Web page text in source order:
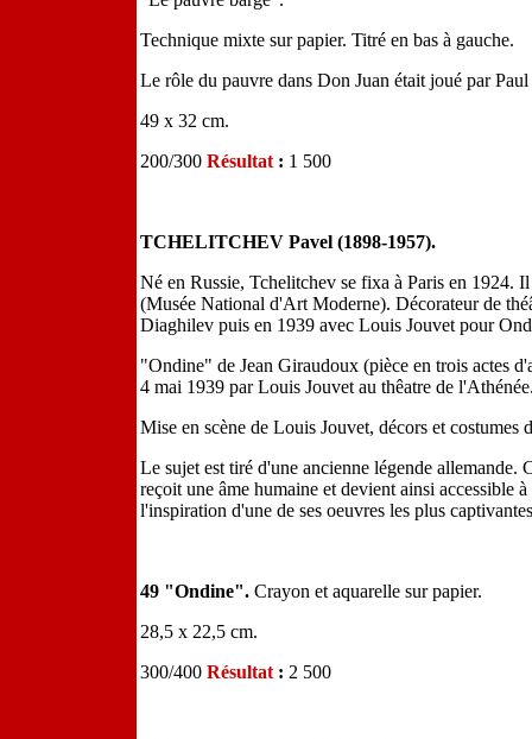
Technique mixte sur papier. Titré en bas à gauche.
Le rôle du pauvre dans Don Juan était joué par
49 x 32 cm.
200/300 Résultat : 1 500
TCHELITCHEV Pavel (1898-1957).
Né en Russie, Tchelitchev se fixa à Paris en 1924.
(Musée National d'Art Moderne). Décorateur de
Diaghilev puis en 1939 avec Louis Jouvet pour
"Ondine" de Jean Giraudoux (pièce en trois actes
4 mai 1939 par Louis Jouvet au thêatre de
Mise en scène de Louis Jouvet, décors et
Le sujet est tiré d'une ancienne légende
reçoit une âme humaine et devient ainsi accessible
l'inspiration d'une de ses oeuvres les plus
49 "Ondine". Crayon et aquarelle sur papier.
28,5 x 22,5 cm.
300/400 Résultat : 2 500